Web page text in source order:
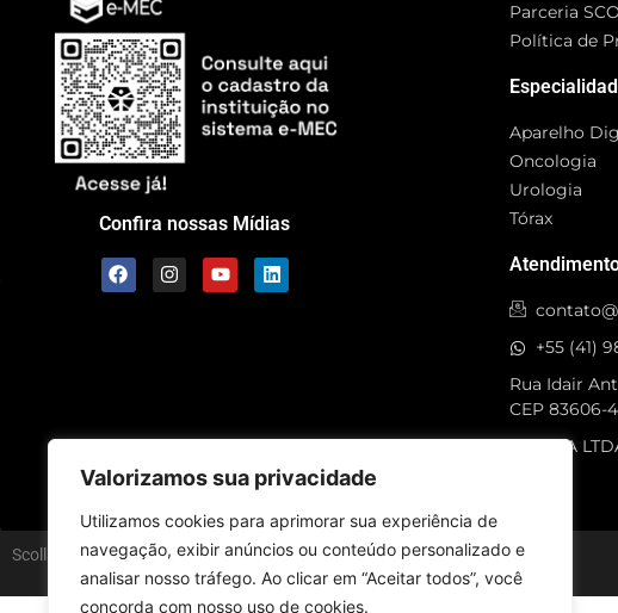
Valorizamos sua privacidade
Utilizamos cookies para aprimorar sua experiência de
navegação, exibir anúncios ou conteúdo personalizado e
analisar nosso tráfego. Ao clicar em “Aceitar todos”, você
concorda com nosso uso de cookies.
Confira nossas Mídias
Parceria
Política de
Aparelho
Oncologia
Urologia
Tórax
+55 (41)
Rua Idair
CEP 83606-
SCOLLA
Scolla © – Todos os Direitos Reservados